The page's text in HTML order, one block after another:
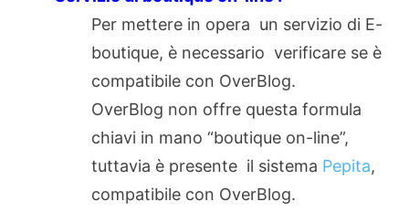
Per mettere in opera un servizio di E-
boutique, è necessario verificare se è
compatibile con OverBlog.
OverBlog non offre questa formula
chiavi in mano “boutique on-line”,
tuttavia è presente il sistema Pepita,
compatibile con OverBlog.